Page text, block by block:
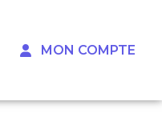
‎ ‎ ‎ MON COMPTE